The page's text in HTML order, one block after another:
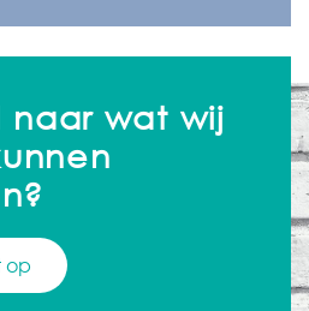
naar wat wij
op